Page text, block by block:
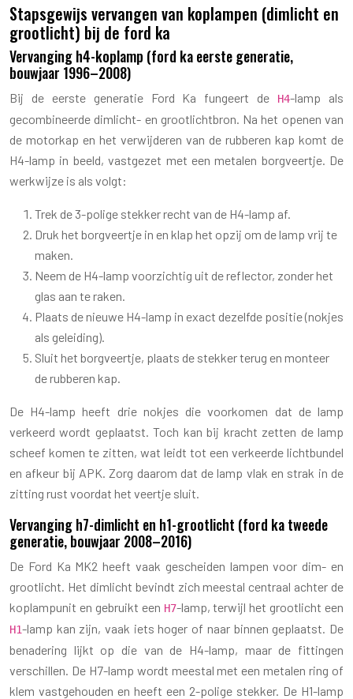
Stapsgewijs vervangen van koplampen (dimlicht en
grootlicht) bij de ford ka
Vervanging h4-koplamp (ford ka eerste generatie,
bouwjaar 1996–2008)
Bij de eerste generatie Ford Ka fungeert de H4-lamp als
gecombineerde dimlicht- en grootlichtbron. Na het openen van
de motorkap en het verwijderen van de rubberen kap komt de
H4-lamp in beeld, vastgezet met een metalen borgveertje. De
werkwijze is als volgt:
Trek de 3-polige stekker recht van de H4-lamp af.
Druk het borgveertje in en klap het opzij om de lamp vrij te
maken.
Neem de H4-lamp voorzichtig uit de reflector, zonder het
glas aan te raken.
Plaats de nieuwe H4-lamp in exact dezelfde positie (nokjes
als geleiding).
Sluit het borgveertje, plaats de stekker terug en monteer
de rubberen kap.
De H4-lamp heeft drie nokjes die voorkomen dat de lamp
verkeerd wordt geplaatst. Toch kan bij kracht zetten de lamp
scheef komen te zitten, wat leidt tot een verkeerde lichtbundel
en afkeur bij APK. Zorg daarom dat de lamp vlak en strak in de
zitting rust voordat het veertje sluit.
Vervanging h7-dimlicht en h1-grootlicht (ford ka tweede
generatie, bouwjaar 2008–2016)
De Ford Ka MK2 heeft vaak gescheiden lampen voor dim- en
grootlicht. Het dimlicht bevindt zich meestal centraal achter de
koplampunit en gebruikt een H7-lamp, terwijl het grootlicht een
H1-lamp kan zijn, vaak iets hoger of naar binnen geplaatst. De
benadering lijkt op die van de H4-lamp, maar de fittingen
verschillen. De H7-lamp wordt meestal met een metalen ring of
klem vastgehouden en heeft een 2-polige stekker. De H1-lamp